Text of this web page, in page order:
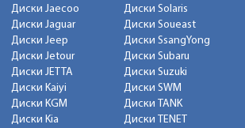
Диски Jaecoo
Диски Jaguar
Диски Jeep
Диски Jetour
Диски JETTA
Диски Kaiyi
Диски KGM
Диски Kia
Диски Solaris
Диски Soueast
Диски SsangYong
Диски Subaru
Диски Suzuki
Диски SWM
Диски TANK
Диски TENET